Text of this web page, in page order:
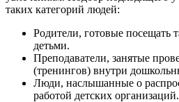
таких категорий людей:
Родители, готовые посещать
детьми.
Преподаватели, занятые
(тренингов) внутри
Люди, наслышанные о
работой детских организаций.